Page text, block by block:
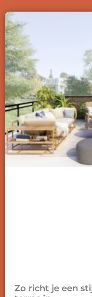
Zo richt je een